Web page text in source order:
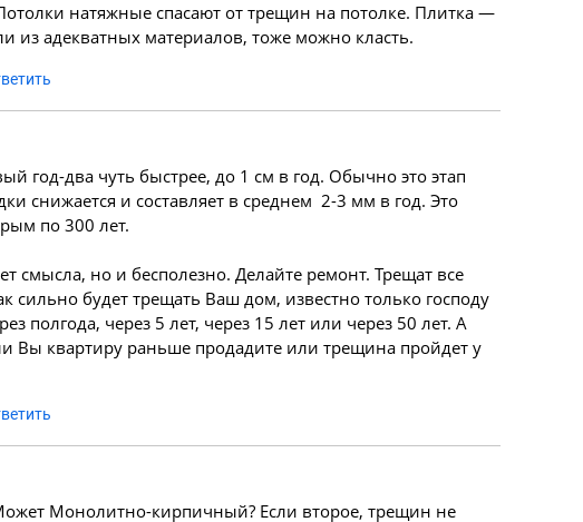
натяжные спасают от трещин на потолке. Плитка —
из адекватных материалов, тоже можно класть.
год-два чуть быстрее, до 1 см в год. Обычно это этап
снижается и составляет в среднем 2-3 мм в год. Это
по 300 лет.
смысла, но и бесполезно. Делайте ремонт. Трещат все
сильно будет трещать Ваш дом, известно только господу
полгода, через 5 лет, через 15 лет или через 50 лет. А
Вы квартиру раньше продадите или трещина пройдет у
Монолитно-кирпичный? Если второе, трещин не